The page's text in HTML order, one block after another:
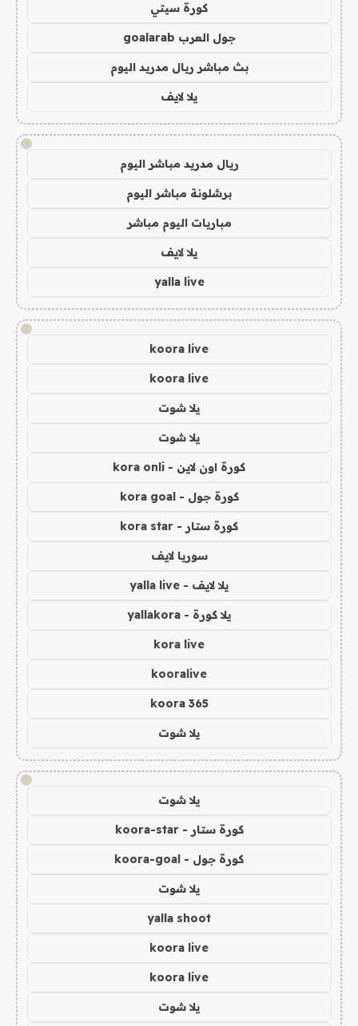
كورة سيتي
جول العرب goalarab
بث مباشر ريال مدريد اليوم
يلا لايف
!
ريال مدريد مباشر اليوم
برشلونة مباشر اليوم
مباريات اليوم مباشر
يلا لايف
yalla live
!
koora live
koora live
يلا شوت
يلا شوت
كورة اون لاين - kora onli
كورة جول - kora goal
كورة ستار - kora star
سوريا لايف
يلا لايف - yalla live
يلا كورة - yallakora
kora live
kooralive
koora 365
يلا شوت
!
يلا شوت
كورة ستار - koora-star
كورة جول - koora-goal
يلا شوت
yalla shoot
koora live
koora live
يلا شوت